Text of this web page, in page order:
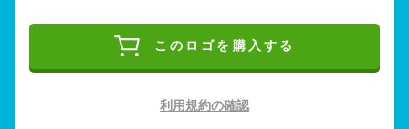
このロゴを購入する
利用規約の確認